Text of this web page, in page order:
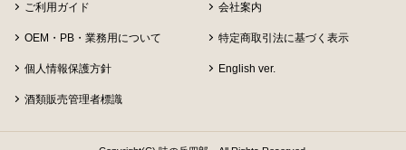
ご利用ガイド 会社案内
OEM・PB・業務用について 特定商取引法に基づく表示
個人情報保護方針 English ver.
酒類販売管理者標識